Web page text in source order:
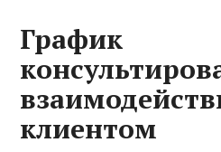
График
клиентом